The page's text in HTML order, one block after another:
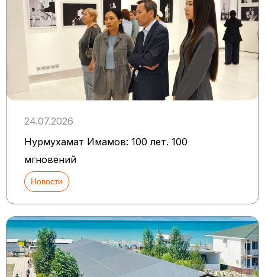
24.07.2026
Нурмухамат Имамов: 100 лет. 100
мгновений
Новости